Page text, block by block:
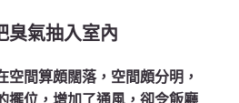
臭氣抽入室內
空間算頗闊落，空間頗分明，
擺位，增加了通風，卻令飯廳